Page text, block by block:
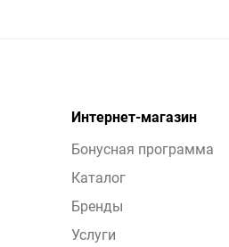
Интернет-магазин
Бонусная программа
Каталог
Бренды
Услуги